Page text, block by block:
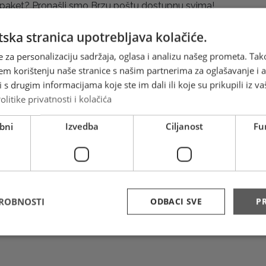
Pronašli smo Brzu poštu dostupnu svima!
na naša kućna vrata značajno nam je olakšala
ljudima, ali i slanje poklona prijateljima ili poslovnim
poslovnih zadataka i slanje spisa, uzoraka ili izvještaja
dalje možemo ostati povezani
da polako koračamo ka mjesecu darivanja, rješenje za
ćemo u pouzdanoj pošti s višegodišnjim iskustvom na
dostupna svima, nudi mogućnosti isporuke od 24 sata
i već 5 godina uspješno nam olakšava
želje, ali i planovi za budućnost budu dostavljeni na željenu
stranica upotrebljava kolačiće.
za personalizaciju sadržaja, oglasa i analizu našeg prometa.
korištenju naše stranice s našim partnerima za oglašavanje i
drugim informacijama koje ste im dali ili koje su prikupili iz
privatnosti i kolačića
Izvedba Ciljanost
ODBACI SVE